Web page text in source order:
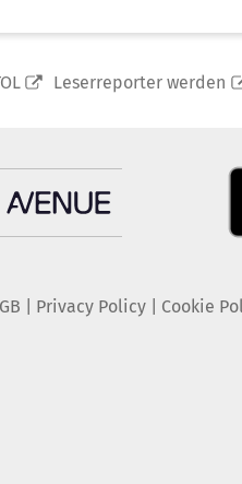
Leserreporter werden
Privacy Policy| Cookie